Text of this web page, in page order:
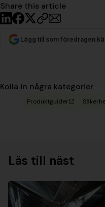
Share this article
Lägg till som föredragen
Kolla in några kategorier
Produktguider
Läs till näst